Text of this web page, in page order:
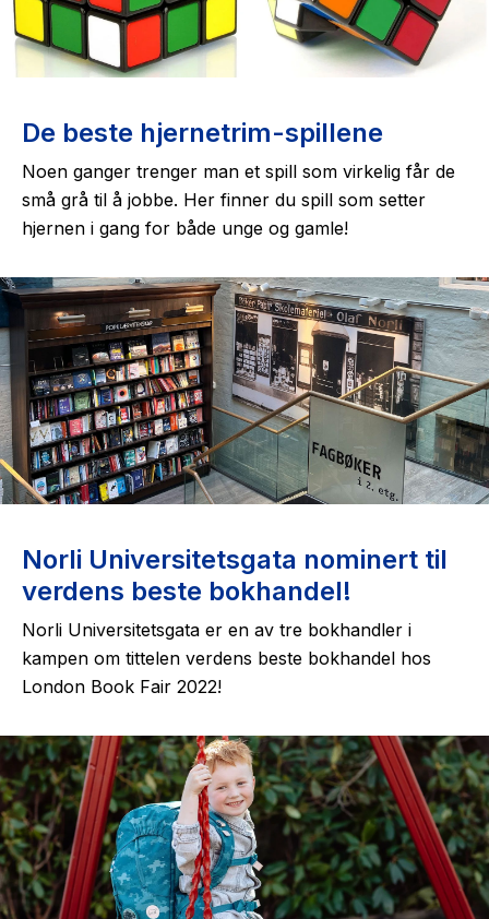
Hypopressiv trening
The Housemaid
De beste hjernetrim-spillene
Noen ganger trenger man et spill som virkelig får de
små grå til å jobbe. Her finner du spill som setter
hjernen i gang for både unge og gamle!
Norli Universitetsgata nominert til
verdens beste bokhandel!
Norli Universitetsgata er en av tre bokhandler i
kampen om tittelen verdens beste bokhandel hos
London Book Fair 2022!